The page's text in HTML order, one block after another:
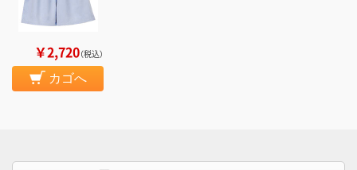
￥2,720（税込）
カゴへ